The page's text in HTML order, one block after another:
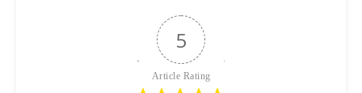
5
Article Rating